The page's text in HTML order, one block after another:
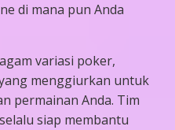
di mana pun Anda
variasi poker,
menggiurkan untuk
permainan Anda. Tim
siap membantu